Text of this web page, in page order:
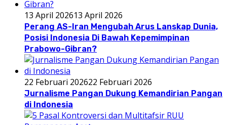
13 April 202613 April 2026
Perang AS-Iran Mengubah Arus Lanskap Dunia,
Posisi Indonesia Di Bawah Kepemimpinan
Prabowo-Gibran?
22 Februari 202622 Februari 2026
Jurnalisme Pangan Dukung Kemandirian Pangan
di Indonesia